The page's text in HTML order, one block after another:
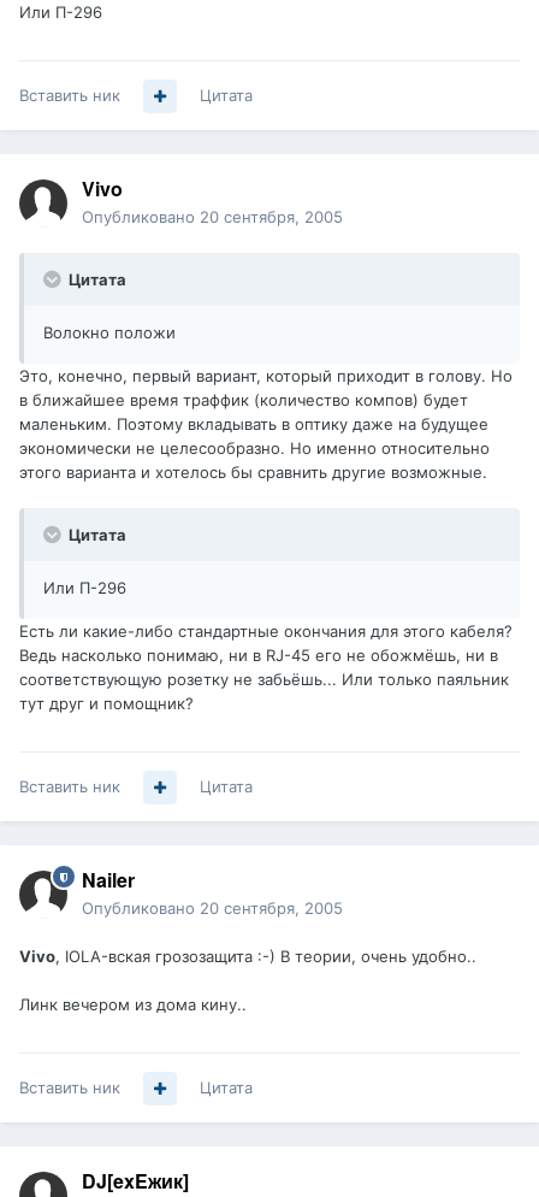
Или П-296
Вставить ник Цитата
Vivo
Опубликовано 20 сентября, 2005
Цитата
Волокно положи
Это, конечно, первый вариант, который приходит в голову. Но
в ближайшее время траффик (количество компов) будет
маленьким. Поэтому вкладывать в оптику даже на будущее
экономически не целесообразно. Но именно относительно
этого варианта и хотелось бы сравнить другие возможные.
Цитата
Или П-296
Есть ли какие-либо стандартные окончания для этого кабеля?
Ведь насколько понимаю, ни в RJ-45 его не обожмёшь, ни в
соответствующую розетку не забьёшь... Или только паяльник
тут друг и помощник?
Вставить ник Цитата
Nailer
Опубликовано 20 сентября, 2005
Vivo, IOLA-вская грозозащита :-) В теории, очень удобно..
Линк вечером из дома кину..
Вставить ник Цитата
DJ[exEжик]